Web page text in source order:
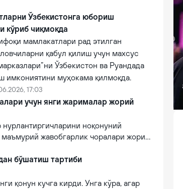
Бу орқали ҳокимият мигрантларнинг
муддатини доимий назоратда тутади.
Ўзбекистонга юбориш
кўриб чиқмоқда
мамлакатлари рад этилган
қабул қилиш учун махсус
Ўзбекистон ва Руандада
имкониятини муҳокама қилмоқда.
17:03
учун янги жарималар жорий
нурлантиргичларини ноқонуний
жавобгарлик чоралари жорий
бўшатиш тартиби
қонун кучга кирди. Унга кўра, агар